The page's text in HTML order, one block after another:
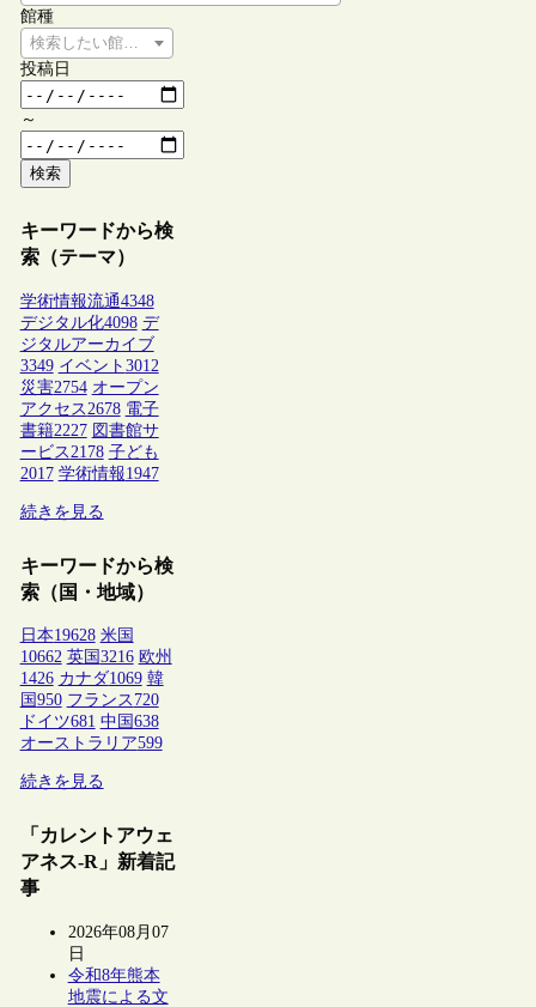
館種
検索したい館種を選択してください
投稿日
～
検索
キーワードから検
索（テーマ）
学術情報流通4348
デジタル化4098 デ
ジタルアーカイブ
3349 イベント 3012
災害2754 オープン
アクセス 2678 電子
書籍2227 図書館サ
ービス 2178 子ども
2017 学術情報1947
続きを見る
キーワードから検
索（国・地域）
日本19628 米国
10662 英国 3216 欧州
1426 カナダ1069 韓
国 950 フランス 720
ドイツ681 中国 638
オーストラリア599
続きを見る
「カレントアウェ
アネス-R」新着記
事
2026年08月07
日
令和8年熊本
地震による文